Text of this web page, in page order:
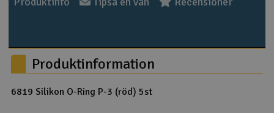
Radioutrustning
Scooter & elfordon
Smarthem, lek och hobby
Produktinformation
6819 Silikon O-Ring P-3 (röd) 5st